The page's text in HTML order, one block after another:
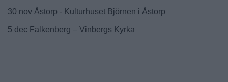
30 nov Åstorp - Kulturhuset Björnen i Åstorp
5 dec Falkenberg – Vinbergs Kyrka